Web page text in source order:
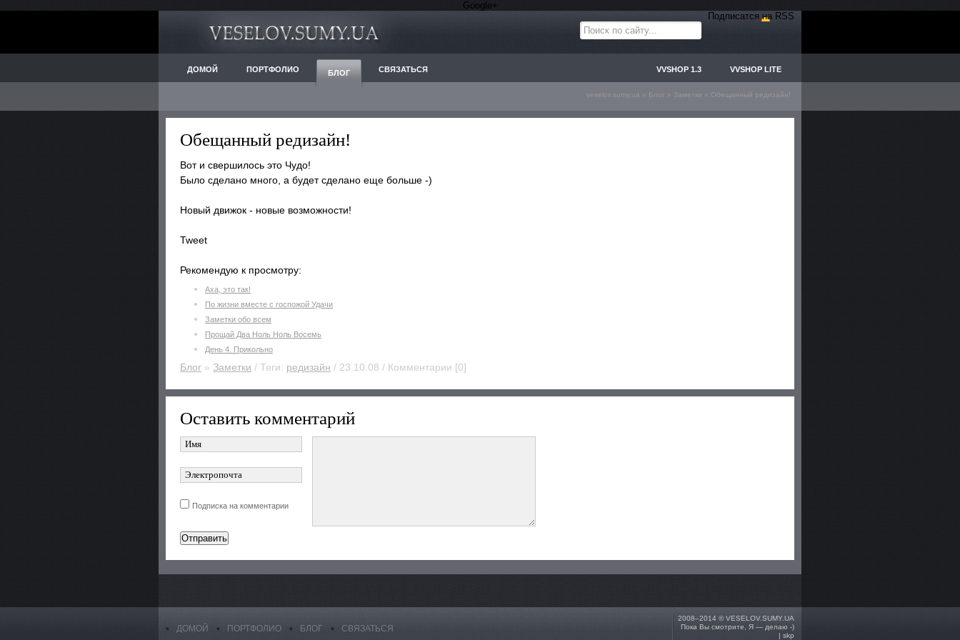
Google+
Подписатся на RSS
ДОМОЙ ПОРТФОЛИО БЛОГ СВЯЗАТЬСЯ VVSHOP 1.3 VVSHOP LITE
veselov.sumy.ua » Блог » Заметки » Обещанный редизайн!
Обещанный редизайн!
Вот и свершилось это Чудо!
Было сделано много, а будет сделано еще больше -)
Новый движок - новые возможности!
Tweet
Рекомендую к просмотру:
Аха, это так!
По жизни вместе с госпожой Удачи
Заметки обо всем
Прощай Два Ноль Ноль Восемь
День 4. Прикольно
Блог » Заметки / Теги: редизайн / 23.10.08 / Комментарии [0]
Оставить комментарий
Подписка на комментарии
ДОМОЙ ПОРТФОЛИО БЛОГ СВЯЗАТЬСЯ
2008–2014 © VESELOV.SUMY.UA
Пока Вы смотрите, Я — делаю -)
| skp